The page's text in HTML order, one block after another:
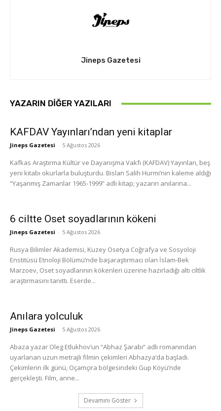
Jineps Gazetesi
YAZARIN DIĞER YAZILARI
KAFDAV Yayınları’ndan yeni kitaplar
Jineps Gazetesi - 5 Ağustos 2026
Kafkas Araştırma Kültür ve Dayanışma Vakfı (KAFDAV) Yayınları, beş
yeni kitabı okurlarla buluşturdu. Bislan Salih Hurmi’nin kaleme aldığı
“Yaşanmış Zamanlar 1965-1999” adlı kitap; yazarın anılarına...
6 ciltte Oset soyadlarının kökeni
Jineps Gazetesi - 5 Ağustos 2026
Rusya Bilimler Akademisi, Kuzey Osetya Coğrafya ve Sosyoloji
Enstitüsü Etnoloji Bölümü’nde başaraştırmacı olan İslam-Bek
Marzoev, Oset soyadlarının kökenleri üzerine hazırladığı altı ciltlik
araştırmasını tanıttı. Eserde...
Anılara yolculuk
Jineps Gazetesi - 5 Ağustos 2026
Abaza yazar Oleg Etlukhov’un “Abhaz Şarabı” adlı romanından
uyarlanan uzun metrajlı filmin çekimleri Abhazya’da başladı.
Çekimlerin ilk günü, Oçamçıra bölgesindeki Gup Köyü’nde
gerçekleşti. Film, anne...
Devamını Göster